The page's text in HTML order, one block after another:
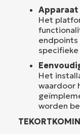
Apparaat
Het
endpoints
Het
waardoor
worden